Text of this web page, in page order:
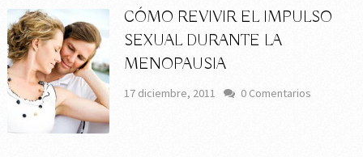
CÓMO REVIVIR EL IMPULSO
SEXUAL DURANTE LA
MENOPAUSIA
17 diciembre, 2011 0 Comentarios